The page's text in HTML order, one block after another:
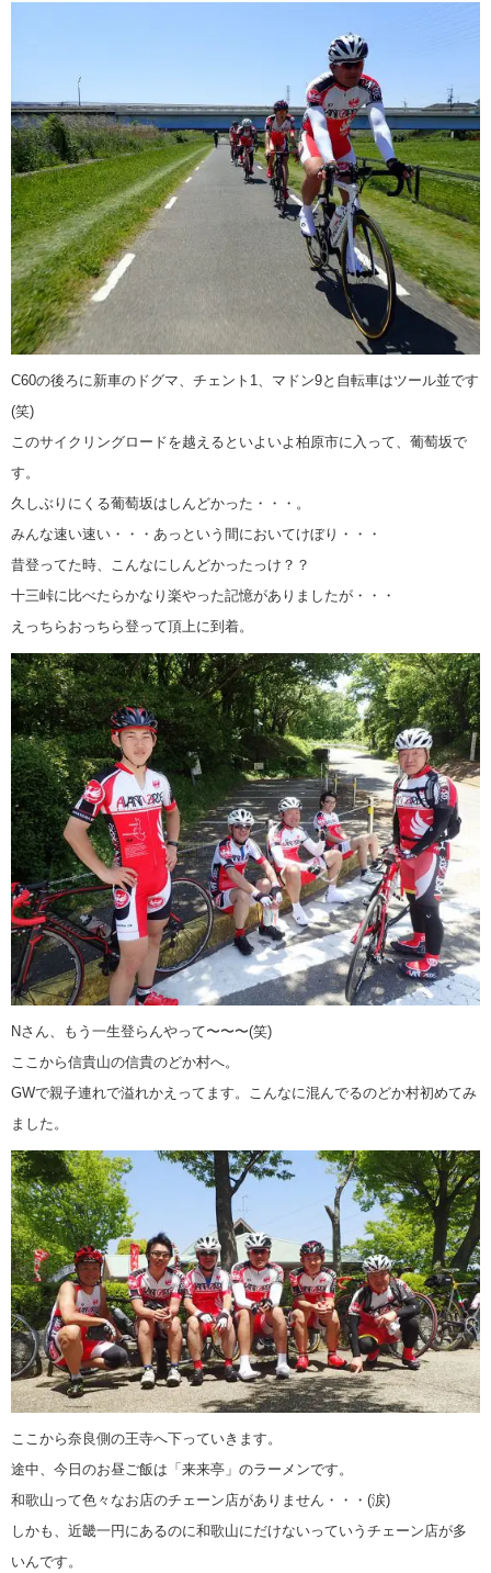
C60の後ろに新車のドグマ、チェント1、マドン9と自転車はツール並です
(笑)
このサイクリングロードを越えるといよいよ柏原市に入って、葡萄坂で
す。
久しぶりにくる葡萄坂はしんどかった・・・。
みんな速い速い・・・あっという間においてけぼり・・・
昔登ってた時、こんなにしんどかったっけ？？
十三峠に比べたらかなり楽やった記憶がありましたが・・・
えっちらおっちら登って頂上に到着。
Nさん、もう一生登らんやって〜〜〜(笑)
ここから信貴山の信貴のどか村へ。
GWで親子連れで溢れかえってます。こんなに混んでるのどか村初めてみ
ました。
ここから奈良側の王寺へ下っていきます。
途中、今日のお昼ご飯は「来来亭」のラーメンです。
和歌山って色々なお店のチェーン店がありません・・・(涙)
しかも、近畿一円にあるのに和歌山にだけないっていうチェーン店が多
いんです。